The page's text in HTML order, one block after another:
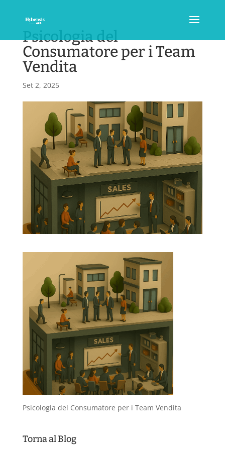
Psicologia del
Consumatore per i Team
Vendita
Set 2, 2025
Psicologia del Consumatore per i Team Vendita
Torna al Blog